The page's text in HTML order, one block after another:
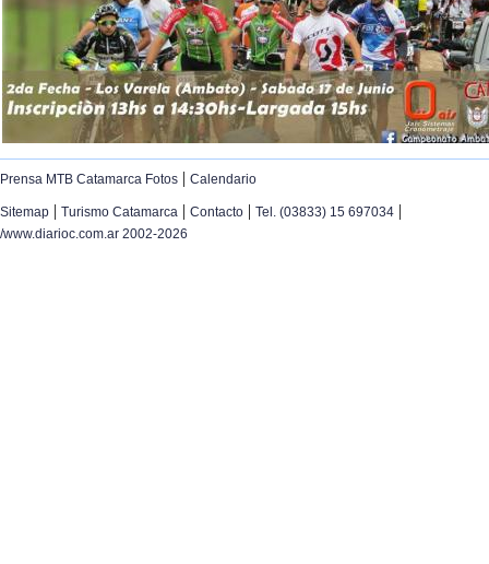
Prensa MTB Catamarca Fotos | Calendario
Sitemap | Turismo Catamarca | Contacto | Tel. (03833) 15 697034 |
/www.diarioc.com.ar 2002-2026